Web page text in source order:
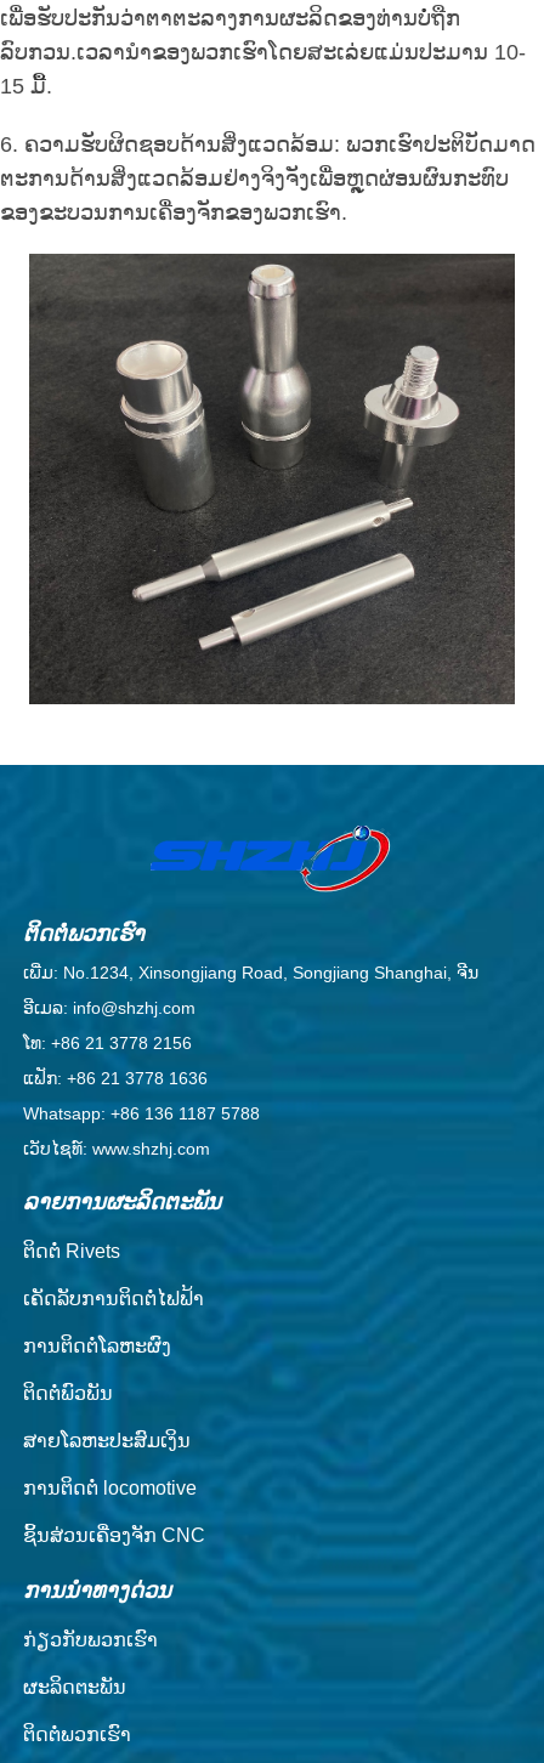
ເພື່ອຮັບປະກັນວ່າຕາຕະລາງການຜະລິດຂອງທ່ານບໍ່ຖືກ
ລົບກວນ.ເວລານໍາຂອງພວກເຮົາໂດຍສະເລ່ຍແມ່ນປະມານ 10-
15 ມື້.
6. ຄວາມຮັບຜິດຊອບດ້ານສິ່ງແວດລ້ອມ: ພວກເຮົາປະຕິບັດມາດ
ຕະການດ້ານສິ່ງແວດລ້ອມຢ່າງຈິງຈັງເພື່ອຫຼຸດຜ່ອນຜົນກະທົບ
ຂອງຂະບວນການເຄື່ອງຈັກຂອງພວກເຮົາ.
ຕິດ​ຕໍ່​ພວກ​ເຮົາ
ເພີ່ມ: No.1234, Xinsongjiang Road, Songjiang Shanghai, ຈີນ
ອີເມລ: info@shzhj.com
ໂທ: +86 21 3778 2156
ແຟັກ: +86 21 3778 1636
Whatsapp: +86 136 1187 5788
ເວັບໄຊທ໌: www.shzhj.com
ລາຍການຜະລິດຕະພັນ
ຕິດຕໍ່ Rivets
ເຄັດລັບການຕິດຕໍ່ໄຟຟ້າ
ການຕິດຕໍ່ໂລຫະຜົງ
ຕິດຕໍ່ພົວພັນ
ສາຍໂລຫະປະສົມເງິນ
ການ​ຕິດ​ຕໍ່ locomotive
ຊິ້ນສ່ວນເຄື່ອງຈັກ CNC
ການນໍາທາງດ່ວນ
ກ່ຽວ​ກັບ​ພວກ​ເຮົາ
ຜະລິດຕະພັນ
ຕິດ​ຕໍ່​ພວກ​ເຮົາ